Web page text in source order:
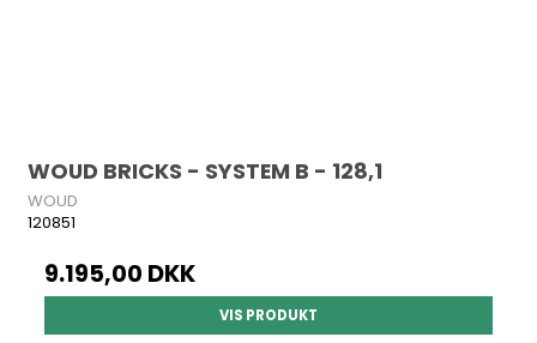
WOUD BRICKS - SYSTEM B - 128,1
WOUD
120851
9.195,00 DKK
VIS PRODUKT